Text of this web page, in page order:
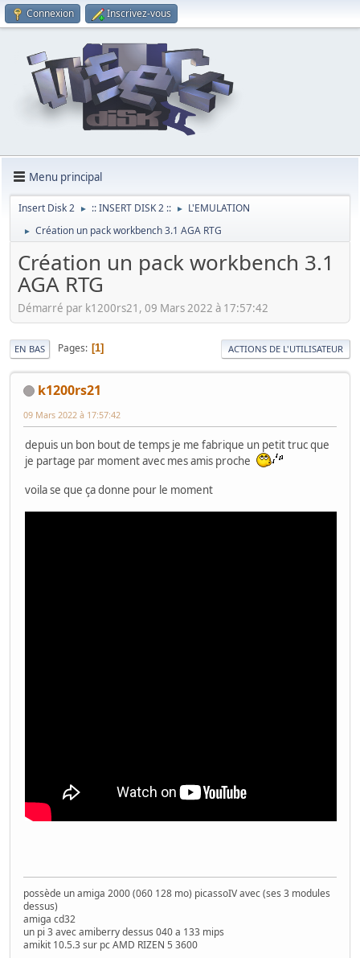
Connexion Inscrivez-vous
Menu principal
Insert Disk 2 ► :: INSERT DISK 2 :: ► L'EMULATION
► Création un pack workbench 3.1 AGA RTG
Création un pack workbench 3.1
AGA RTG
Démarré par k1200rs21, 09 Mars 2022 à 17:57:42
EN BAS Pages 1 ACTIONS DE L'UTILISATEUR
k1200rs21
09 Mars 2022 à 17:57:42
depuis un bon bout de temps je me fabrique un petit truc que
je partage par moment avec mes amis proche
voila se que ça donne pour le moment
possède un amiga 2000 (060 128 mo) picassoIV avec (ses 3 modules
dessus)
amiga cd32
un pi 3 avec amiberry dessus 040 a 133 mips
amikit 10.5.3 sur pc AMD RIZEN 5 3600